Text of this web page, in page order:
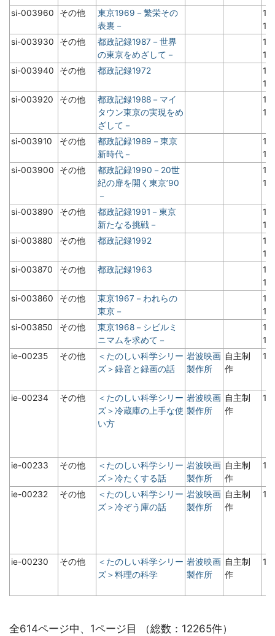
si-003960
その他
東京1969－繁栄その
表裏－
1
si-003930
その他
都政記録1987－世界
の東京をめざして－
1
si-003940
その他 都政記録1972
1
si-003920
その他
都政記録1988－マイ
タウン東京の実現をめ
ざして－
1
si-003910 その他
都政記録1989－東京
新時代－
1
si-003900
その他
都政記録1990－20世
紀の扉を開く東京’90
－
1
si-003890 その他
都政記録1991－東京
新たなる挑戦－
1
si-003880
その他 都政記録1992
1
si-003870
その他 都政記録1963
1
si-003860
その他
東京1967－われらの
東京－
1
si-003850
その他
東京1968－シビルミ
ニマムを求めて－
1
ie-00235
その他
＜たのしい科学シリー
ズ＞録音と録画の話
岩波映画
製作所
自主制
作
ie-00234 その他
＜たのしい科学シリー
ズ＞冷蔵庫の上手な使
い方
岩波映画
製作所
自主制
作
ie-00233 その他
＜たのしい科学シリー
ズ＞冷たくする話
岩波映画
製作所
自主制
作
ie-00232 その他
＜たのしい科学シリー
ズ＞冷ぞう庫の話
岩波映画
製作所
自主制
作
ie-00230 その他
＜たのしい科学シリー
ズ＞料理の科学
岩波映画
製作所
自主制
作
全614ページ中、1ページ目 （総数：12265件）